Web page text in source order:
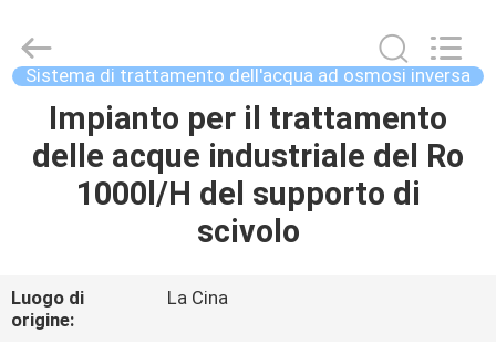
CASA
PRODOTTI
NOI
Fenigal
Science
Technology
Reserved.
Sistema di trattamento dell'acqua ad osmosi inversa
Impianto per il trattamento
delle acque industriale del Ro
1000l/H del supporto di
scivolo
Luogo di
origine:
La Cina